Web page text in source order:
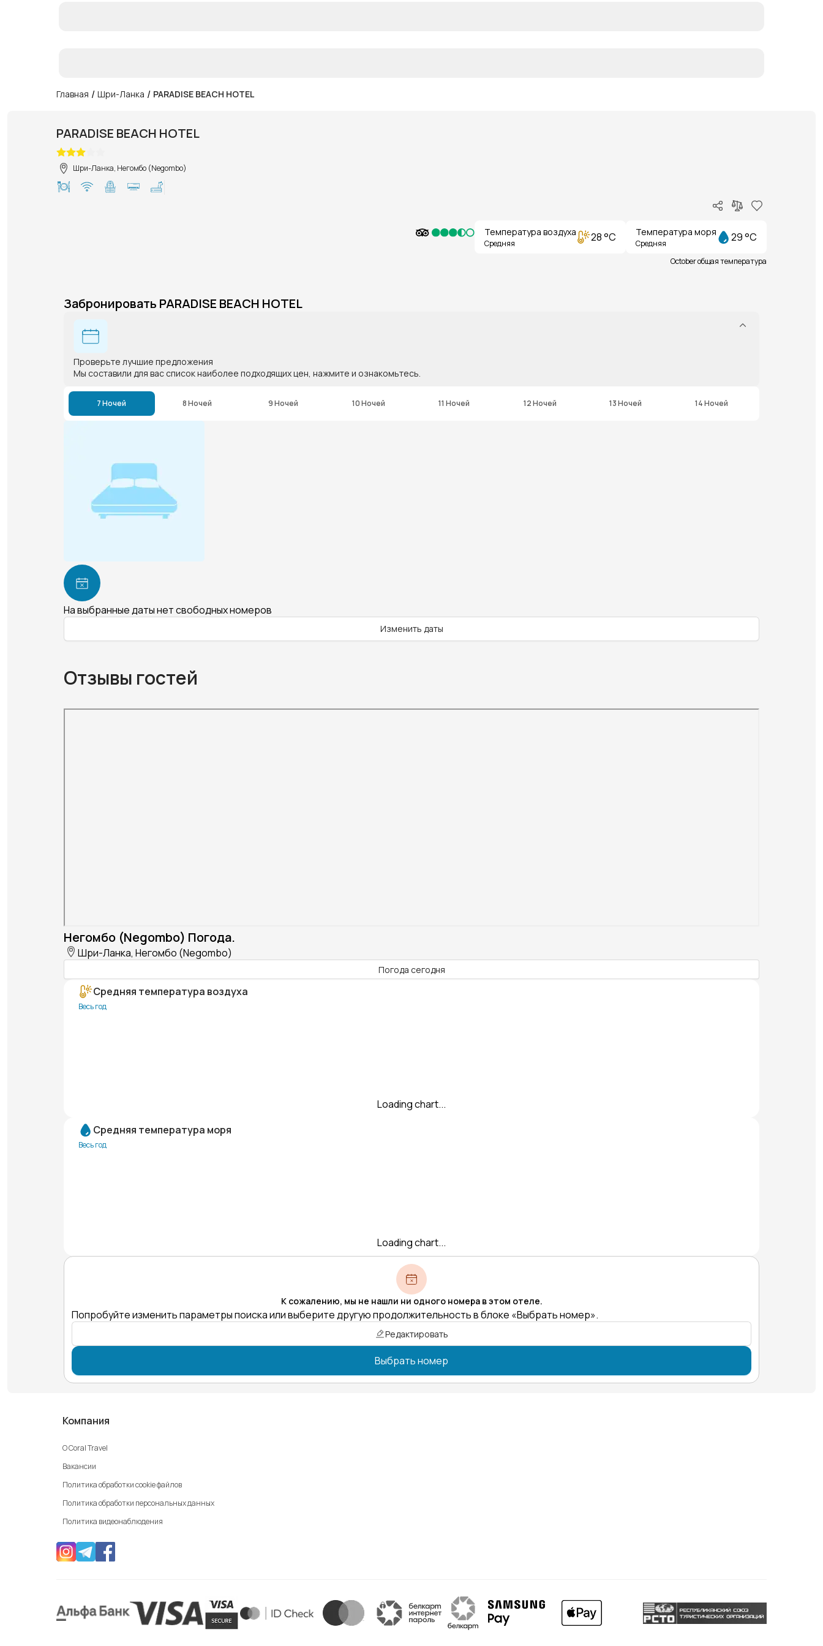
Главная / Шри-Ланка / PARADISE BEACH HOTEL
PARADISE BEACH HOTEL
Шри-Ланка, Негомбо (Negombo)
Температура воздуха
Средняя 28 °C Температура моря
Средняя 29 °C
October общая температура
Забронировать PARADISE BEACH HOTEL
Проверьте лучшие предложения
Мы составили для вас список наиболее подходящих цен, нажмите и ознакомьтесь.
7 Ночей 8 Ночей 9 Ночей 10 Ночей 11 Ночей 12 Ночей 13 Ночей 14 Ночей
На выбранные даты нет свободных номеров
Изменить даты
Отзывы гостей
Негомбо (Negombo) Погода.
Шри-Ланка, Негомбо (Negombo)
Погода сегодня
Средняя температура воздуха
Весь год
Loading chart...
Средняя температура моря
Весь год
Loading chart...
К сожалению, мы не нашли ни одного номера в этом отеле.
Попробуйте изменить параметры поиска или выберите другую продолжительность в блоке «Выбрать номер».
Редактировать
Выбрать номер
Компания
О Coral Travel
Вакансии
Политика обработки cookie файлов
Политика обработки персональных данных
Политика видеонаблюдения